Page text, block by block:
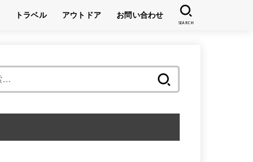
トラベル アウトドア お問い合わせ
SEARCH